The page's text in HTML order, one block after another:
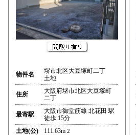
物件名
堺市北区大豆塚町二丁
土地
住所
大阪府堺市北区大豆塚町
二丁
最寄駅
大阪市御堂筋線 北花田 駅
徒歩 15分
土地(公)
111.63m 2